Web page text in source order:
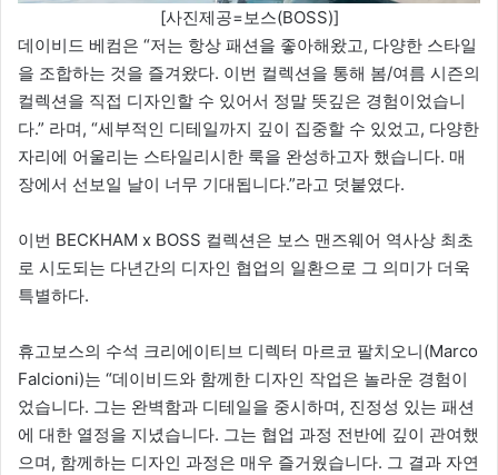
[사진제공=보스(BOSS)]
데이비드 베컴은 “저는 항상 패션을 좋아해왔고, 다양한 스타일
을 조합하는 것을 즐겨왔다. 이번 컬렉션을 통해 봄/여름 시즌의
컬렉션을 직접 디자인할 수 있어서 정말 뜻깊은 경험이었습니
다.” 라며, “세부적인 디테일까지 깊이 집중할 수 있었고, 다양한
자리에 어울리는 스타일리시한 룩을 완성하고자 했습니다. 매
장에서 선보일 날이 너무 기대됩니다.”라고 덧붙였다.
이번 BECKHAM x BOSS 컬렉션은 보스 맨즈웨어 역사상 최초
로 시도되는 다년간의 디자인 협업의 일환으로 그 의미가 더욱
특별하다.
휴고보스의 수석 크리에이티브 디렉터 마르코 팔치오니(Marco
Falcioni)는 “데이비드와 함께한 디자인 작업은 놀라운 경험이
었습니다. 그는 완벽함과 디테일을 중시하며, 진정성 있는 패션
에 대한 열정을 지녔습니다. 그는 협업 과정 전반에 깊이 관여했
으며, 함께하는 디자인 과정은 매우 즐거웠습니다. 그 결과 자연